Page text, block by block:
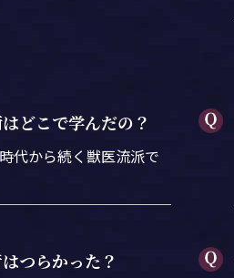
どこで学んだの？
代から続く獣医流派で
つらかった？